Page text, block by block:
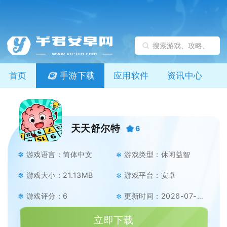
首页 手游下载 应用软件 资讯中心
天天舒尔特 6
游戏语言：简体中文 游戏类型：休闲益智
游戏大小：21.13MB 游戏平台：安卓
游戏评分：6 更新时间：2026-07-07
立即下载